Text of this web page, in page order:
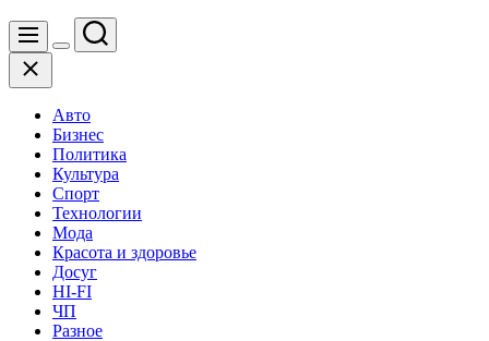
Меню
Цвет
Поиск
Закрыть
Авто
Бизнес
Политика
Культура
Спорт
Технологии
Мода
Красота и здоровье
Досуг
HI-FI
ЧП
Разное